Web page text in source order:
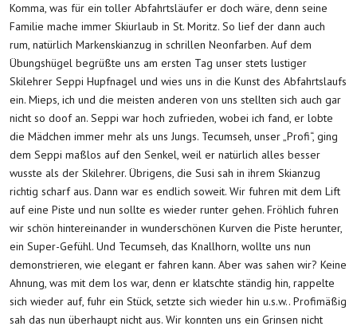
Komma, was für ein toller Abfahrtsläufer er doch wäre, denn seine
Familie mache immer Skiurlaub in St. Moritz. So lief der dann auch
rum, natürlich Markenskianzug in schrillen Neonfarben. Auf dem
Übungshügel begrüßte uns am ersten Tag unser stets lustiger
Skilehrer Seppi Hupfnagel und wies uns in die Kunst des Abfahrtslaufs
ein. Mieps, ich und die meisten anderen von uns stellten sich auch gar
nicht so doof an. Seppi war hoch zufrieden, wobei ich fand, er lobte
die Mädchen immer mehr als uns Jungs. Tecumseh, unser „Profi“, ging
dem Seppi maßlos auf den Senkel, weil er natürlich alles besser
wusste als der Skilehrer. Übrigens, die Susi sah in ihrem Skianzug
richtig scharf aus. Dann war es endlich soweit. Wir fuhren mit dem Lift
auf eine Piste und nun sollte es wieder runter gehen. Fröhlich fuhren
wir schön hintereinander in wunderschönen Kurven die Piste herunter,
ein Super-Gefühl. Und Tecumseh, das Knallhorn, wollte uns nun
demonstrieren, wie elegant er fahren kann. Aber was sahen wir? Keine
Ahnung, was mit dem los war, denn er klatschte ständig hin, rappelte
sich wieder auf, fuhr ein Stück, setzte sich wieder hin u.s.w.. Profimäßig
sah das nun überhaupt nicht aus. Wir konnten uns ein Grinsen nicht